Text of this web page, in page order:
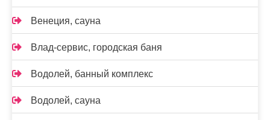
Венеция, сауна
Влад-сервис, городская баня
Водолей, банный комплекс
Водолей, сауна